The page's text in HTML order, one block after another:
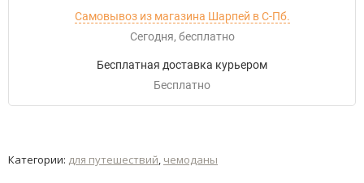
Самовывоз из магазина Шарпей в С-Пб.
Сегодня
Бесплатно
Бесплатная доставка курьером
Бесплатно
Категории: для путешествий, чемоданы